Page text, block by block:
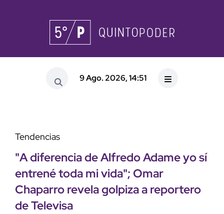
9 Ago. 2026, 14:51
Tendencias
"A diferencia de Alfredo Adame yo sí
entrené toda mi vida"; Omar
Chaparro revela golpiza a reportero
de Televisa